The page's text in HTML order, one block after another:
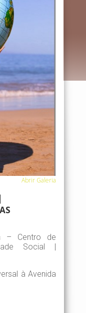
Abrir Galeria
– Centro de
Social |
à Avenida